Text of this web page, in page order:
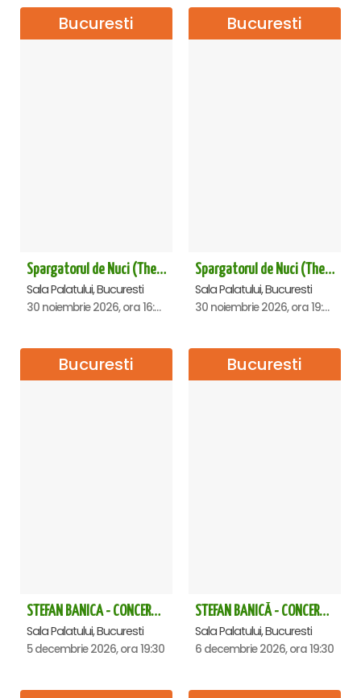
Bucuresti
Spargatorul de Nuci (The Nutcracker) -UKRAINIAN CLASSICAL BALLET (ora 16.00) - Bucuresti
Sala Palatului, Bucuresti
30 noiembrie 2026, ora 16:00
Bucuresti
Spargatorul de Nuci (The Nutcracker) -UKRAINIAN CLASSICAL BALLET (ora 19.30) - Bucuresti
Sala Palatului, Bucuresti
30 noiembrie 2026, ora 19:30
Bucuresti
STEFAN BANICA - CONCERT EXTRAORDINAR DE CRĂCIUN 2026
Sala Palatului, Bucuresti
5 decembrie 2026, ora 19:30
Bucuresti
STEFAN BANICĂ - CONCERT EXTRAORDINAR DE CRĂCIUN 2026
Sala Palatului, Bucuresti
6 decembrie 2026, ora 19:30